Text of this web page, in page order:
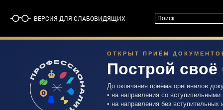
ВЕРСИЯ ДЛЯ СЛАБОВИДЯЩИХ
ОТКРЫТ ПРИЁМ
Построй
До окончания приёма оригиналов
• на направления со
• на направления без